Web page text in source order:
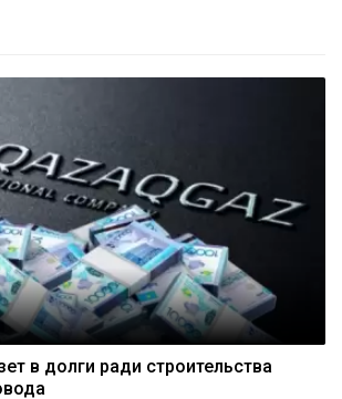
в долги ради строительства